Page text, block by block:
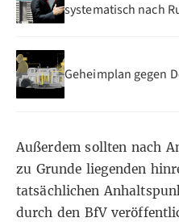
systematisch nach
Geheimplan gegen
Außerdem sollten nach
zu Grunde liegenden
tatsächlichen
durch den BfV